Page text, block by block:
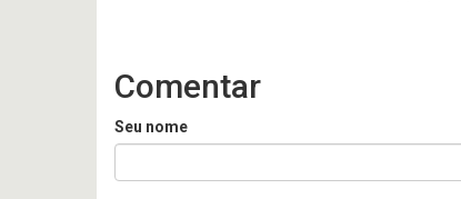
Comentar
Seu nome